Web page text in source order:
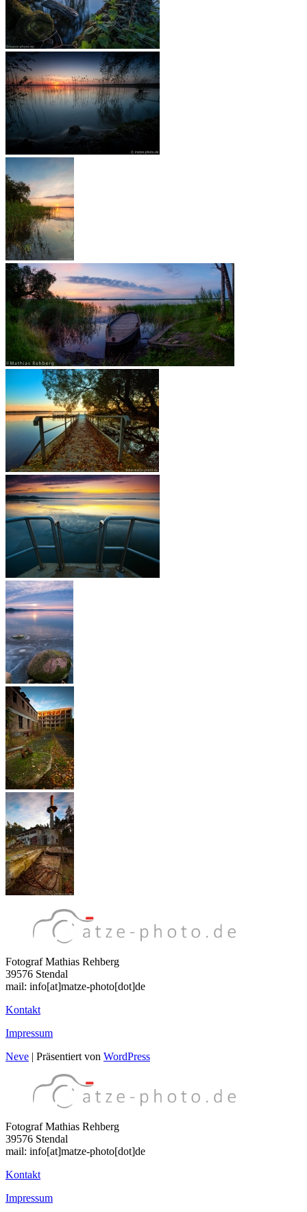
Fotograf Mathias Rehberg
39576 Stendal
mail: info[at]matze-photo[dot]de
Kontakt
Impressum
Neve | Präsentiert von WordPress
Fotograf Mathias Rehberg
39576 Stendal
mail: info[at]matze-photo[dot]de
Kontakt
Impressum